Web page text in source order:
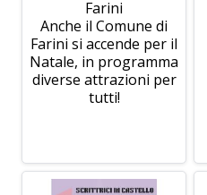
Farini
Anche il Comune di
Farini si accende per il
Natale, in programma
diverse attrazioni per
tutti!